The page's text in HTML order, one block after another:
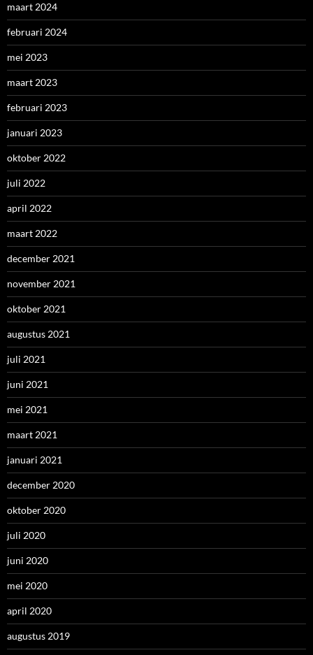
maart 2024
februari 2024
mei 2023
maart 2023
februari 2023
januari 2023
oktober 2022
juli 2022
april 2022
maart 2022
december 2021
november 2021
oktober 2021
augustus 2021
juli 2021
juni 2021
mei 2021
maart 2021
januari 2021
december 2020
oktober 2020
juli 2020
juni 2020
mei 2020
april 2020
augustus 2019